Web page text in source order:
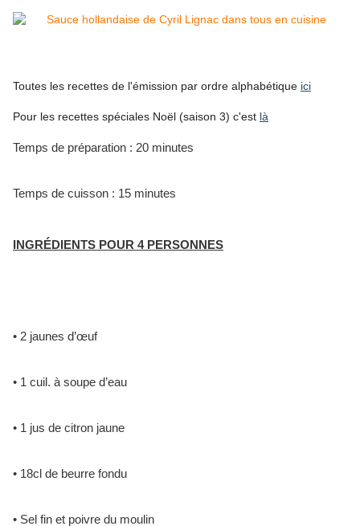
Toutes les recettes de l'émission par ordre alphabétique ici
Pour les recettes spéciales Noël (saison 3) c'est là
Temps de préparation : 20 minutes
Temps de cuisson : 15 minutes
INGRÉDIENTS POUR 4 PERSONNES
• 2 jaunes d’œuf
• 1 cuil. à soupe d’eau
• 1 jus de citron jaune
• 18cl de beurre fondu
• Sel fin et poivre du moulin